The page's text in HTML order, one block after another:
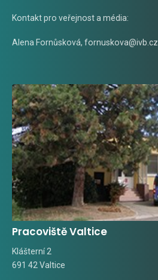
Kontakt pro veřejnost a média:
Alena Fornůsková, fornuskova@ivb.cz
Pracoviště Valtice
Klášterní 2
691 42 Valtice